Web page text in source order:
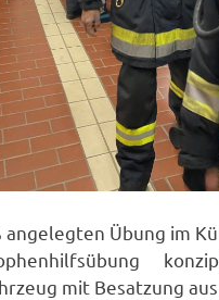
Übung im
mit Besatzung